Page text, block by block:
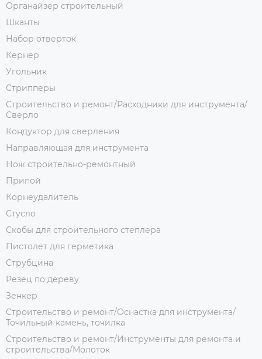
Органайзер строительный
Шканты
Набор отверток
Кернер
Угольник
Стрипперы
Строительство и ремонт/Расходники для инструмента/
Сверло
Кондуктор для сверления
Направляющая для инструмента
Нож строительно-ремонтный
Припой
Корнеудалитель
Стусло
Скобы для строительного степлера
Пистолет для герметика
Струбцина
Резец по дереву
Зенкер
Строительство и ремонт/Оснастка для инструмента/
Точильный камень, точилка
Строительство и ремонт/Инструменты для ремонта и
строительства/Молоток